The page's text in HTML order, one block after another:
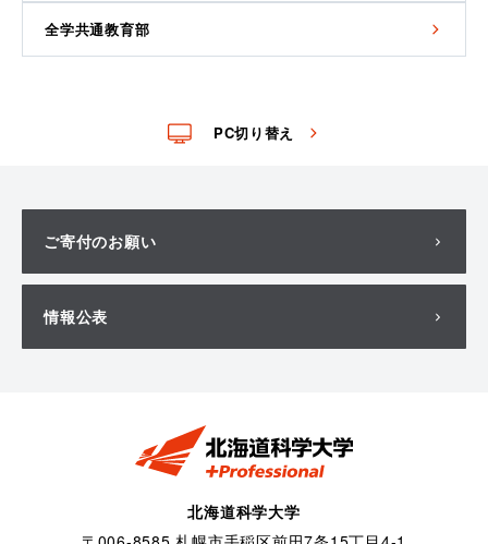
全学共通教育部
PC切り替え
ご寄付のお願い
情報公表
北海道科学大学